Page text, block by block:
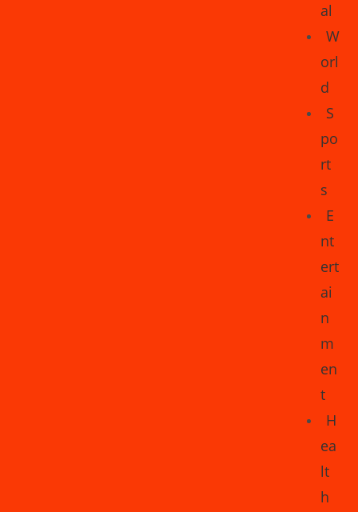
al
W
orl
d
S
po
rt
s
E
nt
ert
ai
n
m
en
t
H
ea
lt
h